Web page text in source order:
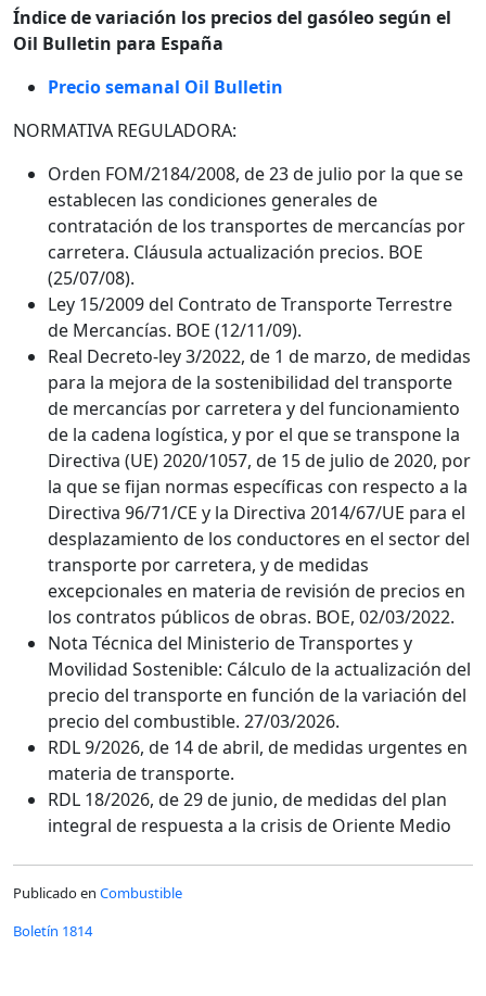
Índice de variación los precios del gasóleo según el
Oil Bulletin para España
Precio semanal Oil Bulletin
NORMATIVA REGULADORA:
Orden FOM/2184/2008, de 23 de julio por la que se
establecen las condiciones generales de
contratación de los transportes de mercancías por
carretera. Cláusula actualización precios. BOE
(25/07/08).
Ley 15/2009 del Contrato de Transporte Terrestre
de Mercancías. BOE (12/11/09).
Real Decreto-ley 3/2022, de 1 de marzo, de medidas
para la mejora de la sostenibilidad del transporte
de mercancías por carretera y del funcionamiento
de la cadena logística, y por el que se transpone la
Directiva (UE) 2020/1057, de 15 de julio de 2020, por
la que se fijan normas específicas con respecto a la
Directiva 96/71/CE y la Directiva 2014/67/UE para el
desplazamiento de los conductores en el sector del
transporte por carretera, y de medidas
excepcionales en materia de revisión de precios en
los contratos públicos de obras. BOE, 02/03/2022.
Nota Técnica del Ministerio de Transportes y
Movilidad Sostenible: Cálculo de la actualización del
precio del transporte en función de la variación del
precio del combustible. 27/03/2026.
RDL 9/2026, de 14 de abril, de medidas urgentes en
materia de transporte.
RDL 18/2026, de 29 de junio, de medidas del plan
integral de respuesta a la crisis de Oriente Medio
Publicado en Combustible
Boletín 1814